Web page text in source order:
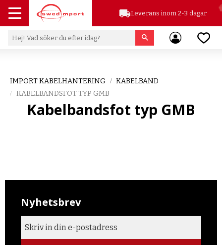
Meny
local_shippingLeverans inom 2-3 dagar
IMPORT KABELHANTERING
KABELBAND
KABELBANDSFOT TYP GMB
Kabelbandsfot typ GMB
Nyhetsbrev